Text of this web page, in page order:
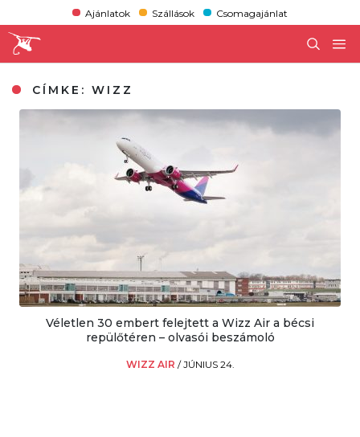
Ajánlatok Szállások Csomagajánlat
CÍMKE:WIZZ
Véletlen 30 embert felejtett a Wizz Air a bécsi
repülőtéren – olvasói beszámoló
WIZZ AIR /JÚNIUS 24.